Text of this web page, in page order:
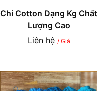
Chỉ Cotton Dạng Kg Chất
Lượng Cao
Liên hệ / Giá